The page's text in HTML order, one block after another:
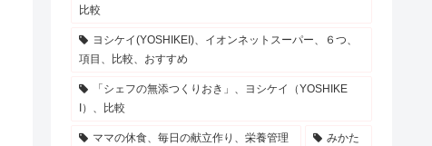
比較
ヨシケイ(YOSHIKEI)、イオンネットスーパー、６つ、
項目、比較、おすすめ
「シェフの無添つくりおき」、ヨシケイ（YOSHIKE
I）、比較
ママの休食、毎日の献立作り、栄養管理 みかた